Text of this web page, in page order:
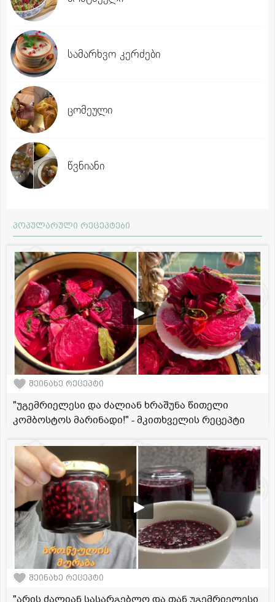
სამარხვო კერძები
ცომეული
წვნიანი
პოპულარული რეცეპტები
შეინახე რეცეპტი
"უგემრიელესი და ძალიან ხრაშუნა წითელი
კომბოსტოს მარინადი!" - მკითხველის რეცეპტი
შეინახე რეცეპტი